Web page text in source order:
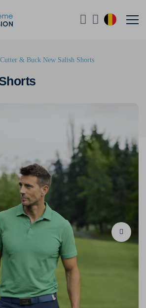
Cutter & Buck New Salish Shorts